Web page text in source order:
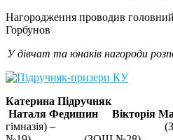
Нагородження проводив
Горбунов
У дівчат та юнаків нагороди
Катерина Підручняк
Наталя Федишин Вікторія
гімназія) –